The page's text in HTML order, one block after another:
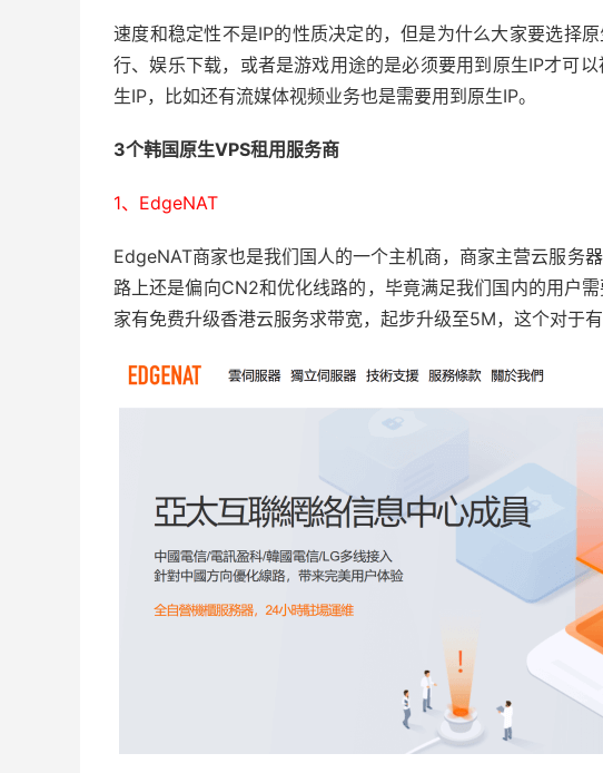
速度和稳定性不是IP的性质决定的，但是为什么大家要选择
行、娱乐下载，或者是游戏用途的是必须要用到原生IP才可
生IP，比如还有流媒体视频业务也是需要用到原生IP。
3个韩国原生VPS租用服务商
1、EdgeNAT
EdgeNAT商家也是我们国人的一个主机商，商家主营云服务
路上还是偏向CN2和优化线路的，毕竟满足我们国内的用户
家有免费升级香港云服务求带宽，起步升级至5M，这个对于